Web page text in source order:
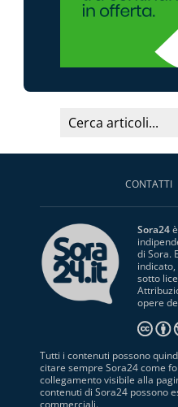
CONTATTI
Sora24
di Sora.
sotto
opere
Tutti i contenuti possono
citare sempre Sora24 come
collegamento visibile alla
contenuti di Sora24 possono